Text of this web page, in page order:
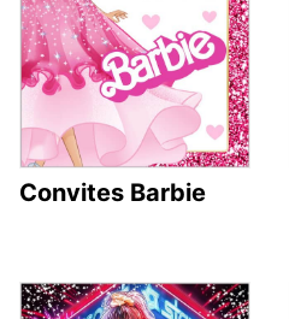
Convites Barbie